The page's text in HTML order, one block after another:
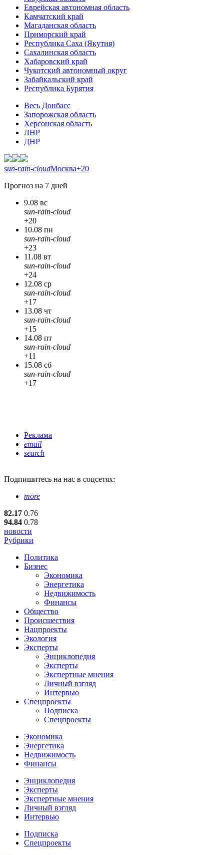
Еврейская автономная область
Камчатский край
Магаданская область
Приморский край
Республика Саха (Якутия)
Сахалинская область
Хабаровский край
Чукотский автономный округ
Забайкальский край
Республика Бурятия
Весь Донбасс
Запорожская область
Херсонская область
ЛНР
ДНР
sun-rain-cloudМосква+20
Прогноз на 7 дней
9.08 вс
sun-rain-cloud
+20
10.08 пн
sun-rain-cloud
+23
11.08 вт
sun-rain-cloud
+24
12.08 ср
sun-rain-cloud
+17
13.08 чт
sun-rain-cloud
+15
14.08 пт
sun-rain-cloud
+11
15.08 сб
sun-rain-cloud
+17
Реклама
email
search
Подпишитесь на нас в соцсетях:
more
82.17 0.76
94.84 0.78
новости
Рубрики
Политика
Бизнес
Экономика
Энергетика
Недвижимость
Финансы
Общество
Происшествия
Нацпроекты
Экология
Эксперты
Энциклопедия
Эксперты
Экспертные мнения
Личный взгляд
Интервью
Спецпроекты
Подписка
Спецпроекты
Экономика
Энергетика
Недвижимость
Финансы
Энциклопедия
Эксперты
Экспертные мнения
Личный взгляд
Интервью
Подписка
Спецпроекты